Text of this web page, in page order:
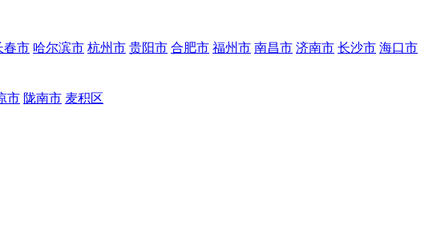
春市 哈尔滨市 杭州市 贵阳市 合肥市 福州市 南昌市 济南市 长沙市 海口市
市 陇南市 麦积区